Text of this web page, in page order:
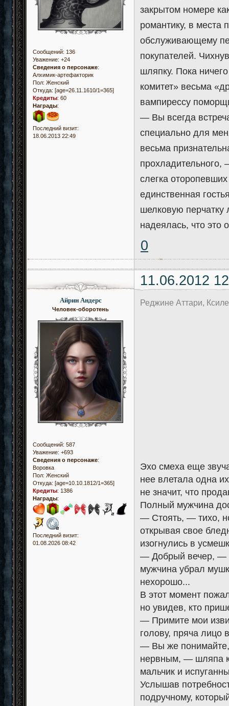
Сообщений: 136
Уважение: +24
Сведения о персонаже:
Алхимик-артефакторик
Пол: Женский
Откуда: [age=26.11.1610/1=365]
Кредиты: 60
Награды:
Последний визит:
18.06.2013 22:49
закрытом номере
романтику, в места
обслуживающему
покупателей.
шляпку. Пока
комитет» весьма
вампирессу
— Вы всегда
специально для
весьма
прохладительного,
слегка
единственная
шелковую
надеялась, что это
0
11.06.2012
Айрин Андерс
Человек-оборотень
Сообщений: 587
Уважение: +693
Сведения о персонаже:
Воровка
Пол: Женский
Откуда: [age=10.10.1812/1=365]
Кредиты: 1386
Награды:
Последний визит:
01.08.2026 08:42
Реджине Аттари,
Эхо смеха еще
нее влетала одна
не значит, что
Полный мужчина
— Стоять, — тихо,
открывая свое
изогнулись в
— Добрый вечер, —
мужчина убрал
нехорошо...
В этот момент
но увидев, кто
— Примите мои
голову, пряча лицо
— Вы же понимайте,
нервным, — шляпа
мальчик и
Услышав
подручному,